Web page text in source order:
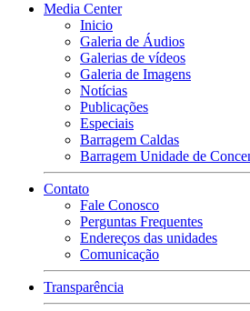
Media Center
Inicio
Galeria de Áudios
Galerias de vídeos
Galeria de Imagens
Notícias
Publicações
Especiais
Barragem Caldas
Barragem Unidade de
Contato
Fale Conosco
Perguntas Frequentes
Endereços das unidades
Comunicação
Transparência